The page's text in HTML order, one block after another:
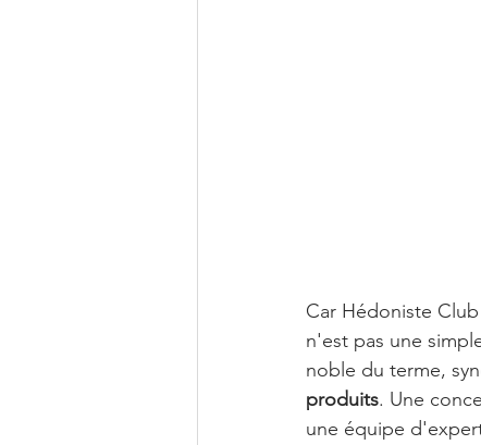
Car Hédoniste
n'est pas une
noble du terme,
produits. Une
une équipe